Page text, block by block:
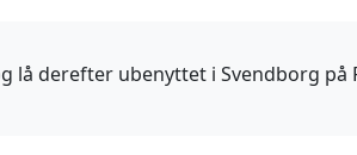
lå derefter ubenyttet i Svendborg